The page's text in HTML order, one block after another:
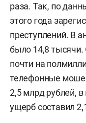
раза. Так, по
этого года
преступлений. В
было 14,8
почти на
телефонные
2,5 млрд рублей,
ущерб составил